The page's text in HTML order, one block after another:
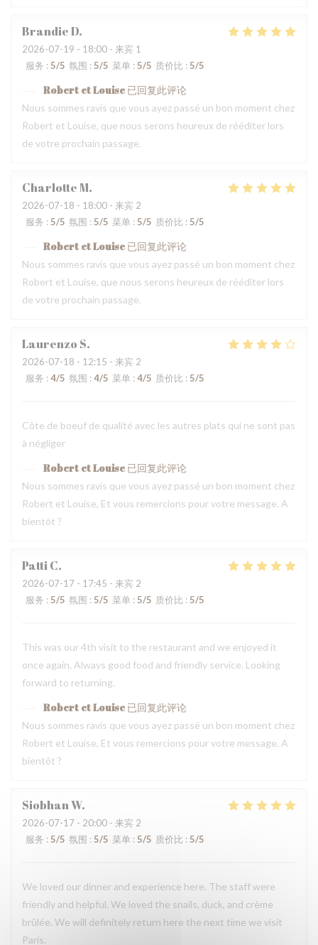
BrandieD
2026-07-19 - 18:00 - 来宾 1
服务 : 5/5 氛围 : 5/5 菜单 : 5/5 质价比 : 5/5
Robert et Louise 已回复此评论
Nous sommes ravis que vous ayez passé un bon moment chez
Robert et Louise, que nous serons heureux de rééditer lors
de votre prochain passage.
CharlotteM
2026-07-18 - 18:00 - 来宾 2
服务 : 5/5 氛围 : 5/5 菜单 : 5/5 质价比 : 5/5
Robert et Louise 已回复此评论
Nous sommes ravis que vous ayez passé un bon moment chez
Robert et Louise, que nous serons heureux de rééditer lors
de votre prochain passage.
Laurenzo S
2026-07-18 - 12:15 - 来宾 2
服务 : 4/5 氛围 : 4/5 菜单 : 4/5 质价比 : 5/5
Côte de boeuf de qualité avec les autres plats qui ne sont pas
à négliger
Robert et Louise 已回复此评论
Nous sommes ravis que vous ayez passé un bon moment chez
Robert et Louise, Et vous remercions pour votre message. A
bientôt ?
PattiC
2026-07-17 - 17:45 - 来宾 2
服务 : 5/5 氛围 : 5/5 菜单 : 5/5 质价比 : 5/5
This was our 4th visit to the restaurant and we enjoyed it
once again. Always good food and friendly service. Looking
forward to returning.
Robert et Louise 已回复此评论
Nous sommes ravis que vous ayez passé un bon moment chez
Robert et Louise, Et vous remercions pour votre message. A
bientôt ?
SiobhanW
2026-07-17 - 20:00 - 来宾 2
服务 : 5/5 氛围 : 5/5 菜单 : 5/5 质价比 :5/5
We loved our dinner and experience here. The staff were
friendly and helpful. We loved the snails, duck, and crème
brûlée. We will definitely return here the next time we visit
Paris.